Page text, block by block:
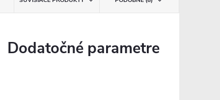
Dodatočné parametre